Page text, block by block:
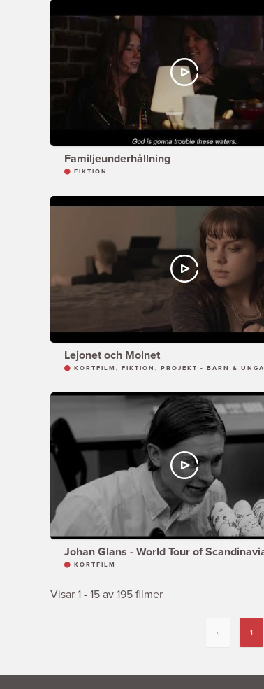
Familjeunderhållning
FIKTION
Lejonet och Molnet
KORTFILM, FIKTION, PROJEKT - BARN & UNGA
KORTFILM
Visar 1 - 15 av 195 filmer
‹ 1